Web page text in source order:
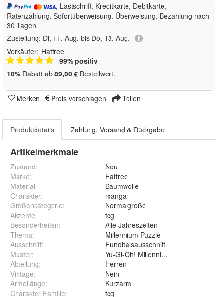
, Lastschrift, Kreditkarte, Debitkarte,
Ratenzahlung, Sofortüberweisung, Überweisung, Bezahlung nach
30 Tagen
Zustellung: Di, 11. Aug. bis Do, 13. Aug.
Verkäufer: Hattree
99% positiv
10% Rabatt ab 89,90 € Bestellwert.
Merken Preis vorschlagen Teilen
Produktdetails Zahlung, Versand & Rückgabe
Artikelmerkmale
Zustand:
Neu
Marke:
Hattree
Material:
Baumwolle
Charakter:
manga
Größenkategorie:
Normalgröße
Akzente:
tcg
Besonderheiten:
Alle Jahreszeiten
Thema:
Millennium Puzzle
Ausschnitt:
Rundhalsausschnitt
Muster:
Yu-Gi-Oh! Millennium Puzzle
Abteilung:
Herren
Vintage:
Nein
Ärmellänge:
Kurzarm
Charakter Familie:
tcg